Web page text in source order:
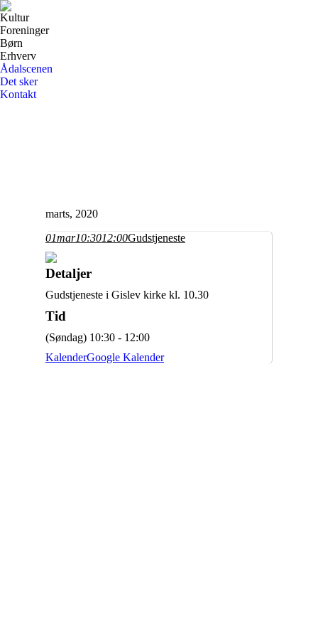
Kultur
Foreninger
Børn
Erhverv
Ådalscenen
Det sker
Kontakt
marts, 2020
01mar10:3012:00Gudstjeneste
Detaljer
Gudstjeneste i Gislev kirke kl. 10.30
Tid
(Søndag) 10:30 - 12:00
KalenderGoogle Kalender